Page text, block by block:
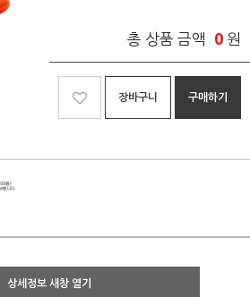
총 상품 금액 0 원
장바구니 구매하기
상세정보 새창 열기